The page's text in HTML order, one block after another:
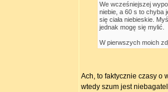
We wcześniejszej
niebie, a 60 s to chyba
się ciała niebieskie.
jednak mogę się mylić.
W pierwszych moich
Ach, to faktycznie czasy o
wtedy szum jest